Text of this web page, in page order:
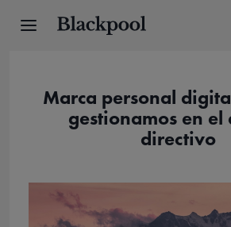
Marca personal
gestionamos en el
directivo